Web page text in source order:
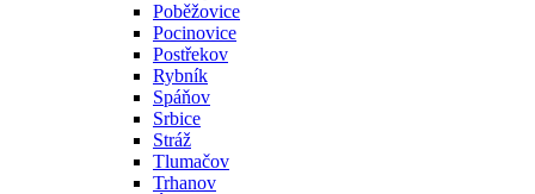
Poběžovice
Pocinovice
Postřekov
Rybník
Spáňov
Srbice
Stráž
Tlumačov
Trhanov